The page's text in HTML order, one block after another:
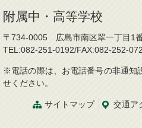
附属中・高等学校
〒734-0005 広島市南区翠一丁目1
TEL:082-251-0192/FAX:082-252-
※電話の際は、お電話番号の非通知
せください。
サイトマップ 交通ア